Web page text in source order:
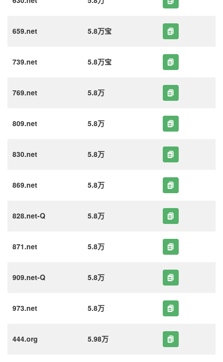
659.net 5.8万宝
739.net 5.8万宝
769.net 5.8万
809.net 5.8万
830.net 5.8万
869.net 5.8万
828.net-Q 5.8万
871.net 5.8万
909.net-Q 5.8万
973.net 5.8万
444.org 5.98万